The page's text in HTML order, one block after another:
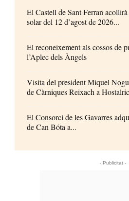
El Castell de Sant Ferran
solar del 12 d’agost de 2026...
El reconeixement als cossos de
l’Aplec dels Àngels
Visita del president Miquel
de Càrniques Reixach a Hostalric
El Consorci de les Gavarres
de Can Bóta a...
- Publicitat -